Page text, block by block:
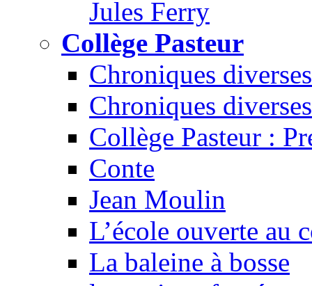
Jules Ferry
Collège Pasteur
Chroniques diverses
Chroniques diverses
Collège Pasteur :
Conte
Jean Moulin
L’école ouverte au
La baleine à bosse